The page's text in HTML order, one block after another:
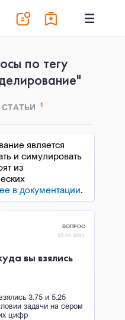
по тегу
СТАТЬИ 1
является
и симулировать
из
в документации.
ВОПРОС
03.01.2021
вы взялись
3.75 и 5.25
задачи на сером
цифр